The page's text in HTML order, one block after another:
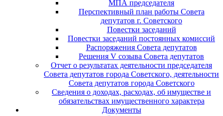
МПА председателя
Перспективный план работы Совета
депутатов г. Советского
Повестки заседаний
Повестки заседаний постоянных комиссий
Распоряжения Совета депутатов
Решения V созыва Совета депутатов
Отчет о результатах деятельности председателя
Совета депутатов города Советского, деятельности
Совета депутатов города Советского
Сведения о доходах, расходах, об имуществе и
обязательствах имущественного характера
Документы